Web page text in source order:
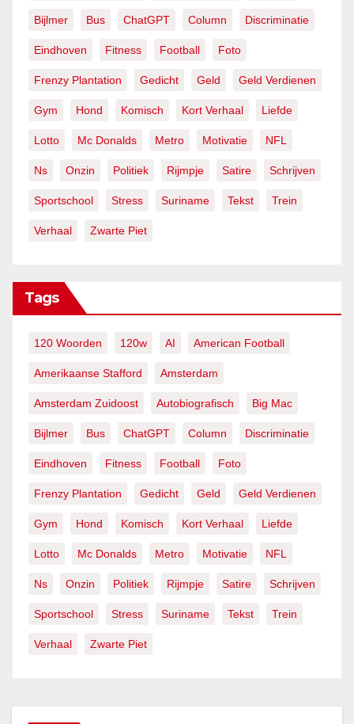
Bijlmer Bus ChatGPT Column Discriminatie
Eindhoven Fitness Football Foto
Frenzy Plantation Gedicht Geld Geld Verdienen
Gym Hond Komisch Kort Verhaal Liefde
Lotto Mc Donalds Metro Motivatie NFL
Ns Onzin Politiek Rijmpje Satire Schrijven
Sportschool Stress Suriname Tekst Trein
Verhaal Zwarte Piet
Tags
120 Woorden 120w AI American Football
Amerikaanse Stafford Amsterdam
Amsterdam Zuidoost Autobiografisch Big Mac
Bijlmer Bus ChatGPT Column Discriminatie
Eindhoven Fitness Football Foto
Frenzy Plantation Gedicht Geld Geld Verdienen
Gym Hond Komisch Kort Verhaal Liefde
Lotto Mc Donalds Metro Motivatie NFL
Ns Onzin Politiek Rijmpje Satire Schrijven
Sportschool Stress Suriname Tekst Trein
Verhaal Zwarte Piet